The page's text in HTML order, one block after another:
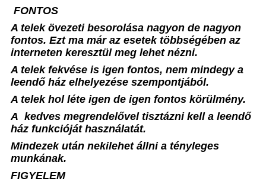
FONTOS
A telek övezeti besorolása nagyon de nagyon
fontos. Ezt ma már az esetek többségében az
interneten keresztül meg lehet nézni.
A telek fekvése is igen fontos, nem mindegy a
leendő ház elhelyezése szempontjából.
A telek hol léte igen de igen fontos körülmény.
A kedves megrendelővel tisztázni kell a leendő
ház funkcióját használatát.
Mindezek után nekilehet állni a tényleges
munkának.
FIGYELEM